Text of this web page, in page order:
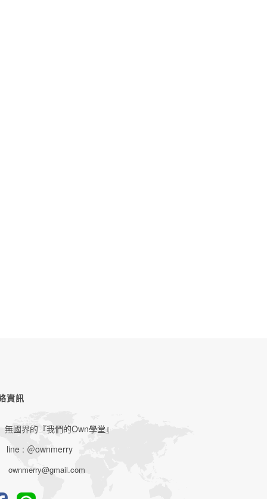
資訊
無國界的『我們的Own學堂』
line : ＠ownmerry
ownmerry@gmail.com